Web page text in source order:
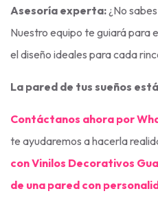
Asesoría experta:¿No
Nuestro equipo te guiará para
el diseño ideales para cada
La pared de tus sueños
Contáctanos ahora por
te ayudaremos a hacerla
con Vinilos Decorativos
de una pared con